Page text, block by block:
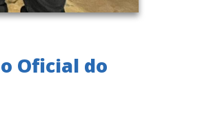
Oficial do